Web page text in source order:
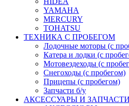
YAMAHA
MERCURY
TOHATSU
ТЕХНИКА С ПРОБЕГОМ
Лодочные моторы (с
Катера и лодки (с
Мотовездеходы (с
Снегоходы (с пробегом)
Прицепы (с пробегом)
Запчасти б/у
АКСЕССУАРЫ И ЗАПЧАСТИ